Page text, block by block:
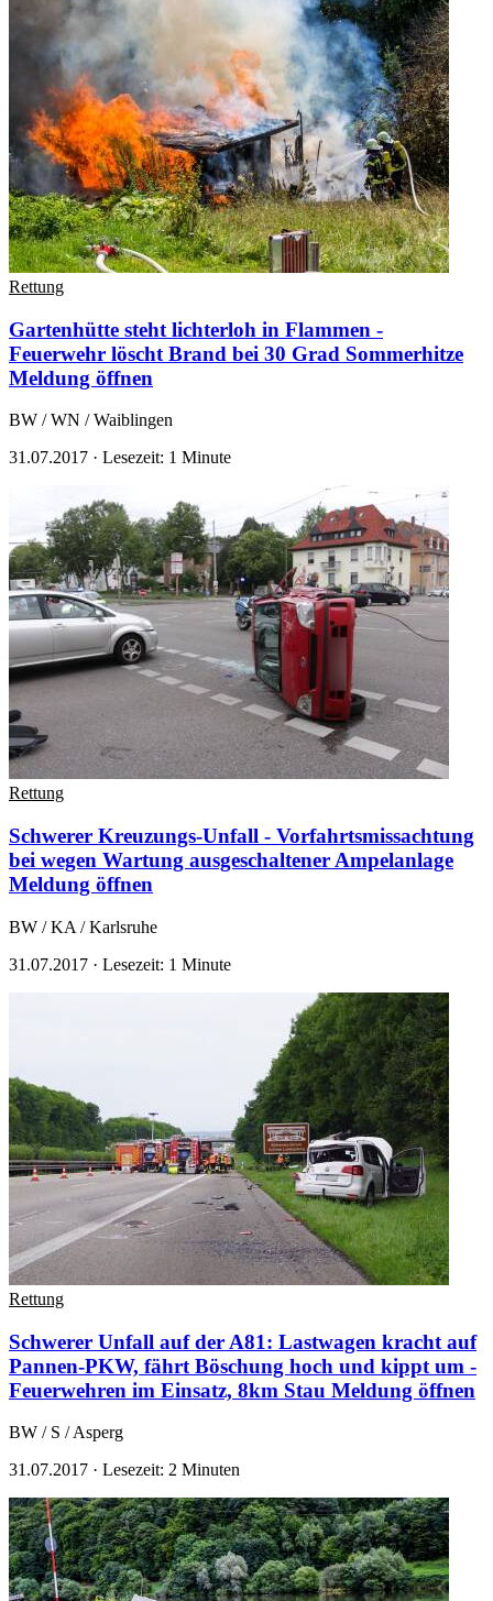
Rettung
Gartenhütte steht lichterloh in Flammen -
Feuerwehr löscht Brand bei 30 Grad Sommerhitze
Meldung öffnen
BW / WN / Waiblingen
31.07.2017 · Lesezeit: 1 Minute
Rettung
Schwerer Kreuzungs-Unfall - Vorfahrtsmissachtung
bei wegen Wartung ausgeschaltener Ampelanlage
Meldung öffnen
BW / KA / Karlsruhe
31.07.2017 · Lesezeit: 1 Minute
Rettung
Schwerer Unfall auf der A81: Lastwagen kracht auf
Pannen-PKW, fährt Böschung hoch und kippt um -
Feuerwehren im Einsatz, 8km Stau Meldung öffnen
BW / S / Asperg
31.07.2017 · Lesezeit: 2 Minuten